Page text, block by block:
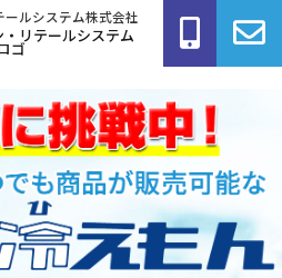
ルシステム株式会社